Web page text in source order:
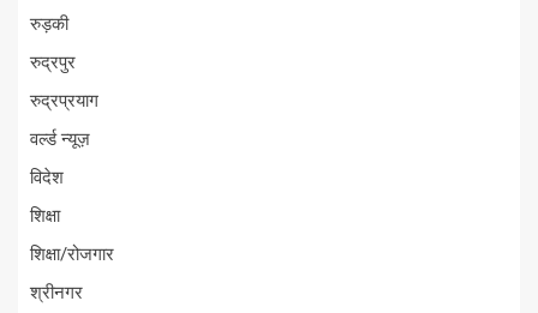
रुड़की
रुद्रपुर
रुद्रप्रयाग
वर्ल्ड न्यूज़
विदेश
शिक्षा
शिक्षा/रोजगार
श्रीनगर